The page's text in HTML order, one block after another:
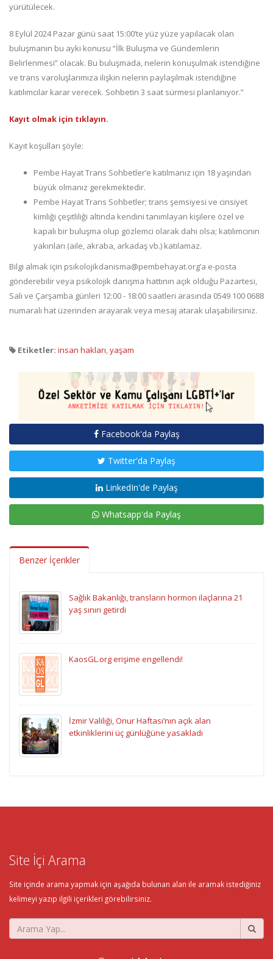
yürütülecek.
8 Eylül 2024 Pazar günü saat 15:00’te yüz yüze yapılacak olan
buluşmanın bu ayki konusu “İlk Buluşma ve Gündemlerin
Belirlenmesi” olacak. Bu buluşmada, nelerin konuşulmak istendiğine
ve trans varoluşlarımıza ilişkin nelerin paylaşılmak istendiğine
katılımcılar karar verecek. Sohbetin 3 saat sürmesi planlanıyor.”
Kayıt olmak için tıklayın.
Kayıt koşulları şöyle:
Pembe Hayat Trans Sohbetler’e katılmanız için 18 yaşından
büyük olmanız gerekmektedir.
Pembe Hayat Trans Sohbetler; trans şemsiyesi ve cinsiyet
kimliği çeşitliliği altında kendini tanımlayan kişilere özel ve
kapalı bir buluşma olup gözlemci olarak dahi olsa; katılımcının
yakınları (aile, akraba, arkadaş vb.) katılamaz.
Bilgi almak için psikolojikdanisma@pembehayat.org’a e-posta
gönderebilir veya psikolojik danışma hattının açık olduğu Pazartesi,
Salı ve Çarşamba günleri 12:00 - 18:00 saatleri arasında 0549 100 0688
numaralı hat üzerinden arayarak veya mesaj atarak ulaşabilirsiniz.
Etiketler: insan hakları,yaşam
Facebook'da Paylaş
Twitter'da Paylaş
LinkedIn'de Paylaş
Whatsapp'da Paylaş
Benzer İçerikler
Sağlık Bakanlığı, transların hormon ilaçlarına 21
yaş sınırı getirdi
KaosGL.org erişime engellendi!
İzmir Valiliği, Onur Haftası’nın açık alan
etkinliklerini üç günlüğüne yasakladı
Site İçi Arama
Site içinde arama yapmak için aşağıda bulunan alan ile aramak istediğiniz
kelimeyi yazıp ilgili içerikleri görebilirsiniz.